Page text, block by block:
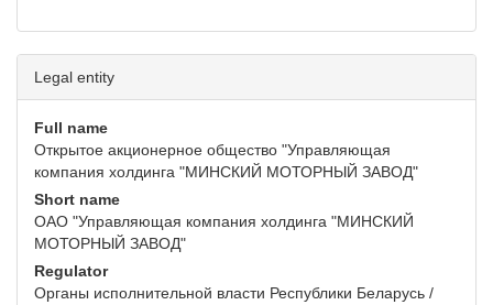
Legal entity
Full name
Открытое акционерное общество "Управляющая
компания холдинга "МИНСКИЙ МОТОРНЫЙ ЗАВОД"
Short name
ОАО "Управляющая компания холдинга "МИНСКИЙ
МОТОРНЫЙ ЗАВОД"
Regulator
Органы исполнительной власти Республики Беларусь /